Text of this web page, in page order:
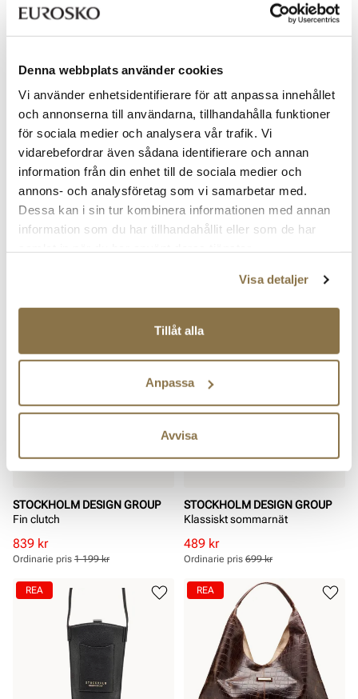
Denna webbplats använder cookies
Vi använder enhetsidentifierare för att anpassa innehållet
och annonserna till användarna, tillhandahålla funktioner
för sociala medier och analysera vår trafik. Vi
vidarebefordrar även sådana identifierare och annan
information från din enhet till de sociala medier och
annons- och analysföretag som vi samarbetar med.
Dessa kan i sin tur kombinera informationen med annan
information som du har tillhandahållit eller som de har
Visa detaljer
Tillåt alla
Anpassa
Avvisa
Snygg axelväska
Rabatterat
Pris
399 kr
Ordinarie
Pris
Rabatterat
Pris
399 kr
Ordinarie
Pris
STOCKHOLM DESIGN GROUP
pris
pris
Ordinarie pris1 699 kr
STOCKHOLM DESIGN GROUP
pris
Pris
pris
Pris
Ordinarie pris1 899 kr
STOCKHOLM DESIGN GROUP
Fin clutch
Rabatterat
pris
Pris
839 kr
Ordinarie
pris
Pris
Ordinarie pris 1 199 kr
STOCKHOLM DESIGN GROUP
Klassiskt sommarnät
Rabatterat
pris
Pris
489 kr
Ordinarie
pris
Pris
Ordinarie pris 699 kr
REA
REA REA